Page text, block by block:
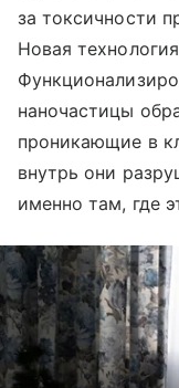
за токсичности
Новая
наночастицы
проникающие в
внутрь они
именно там, где